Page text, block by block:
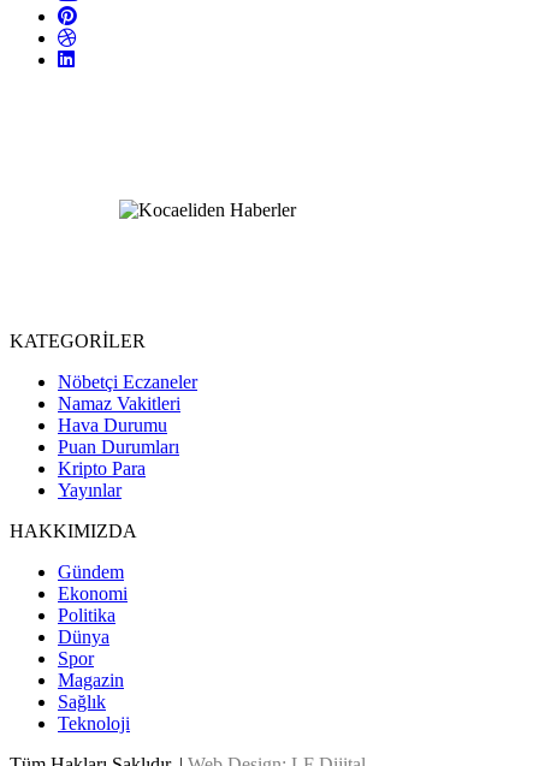
KATEGORİLER
Nöbetçi Eczaneler
Namaz Vakitleri
Hava Durumu
Puan Durumları
Kripto Para
Yayınlar
HAKKIMIZDA
Gündem
Ekonomi
Politika
Dünya
Spor
Magazin
Sağlık
Teknoloji